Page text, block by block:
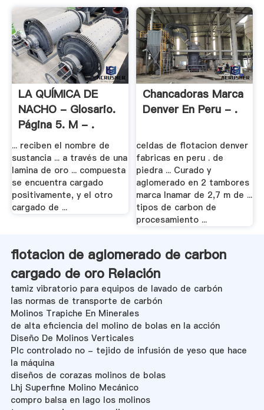
LA QUÍMICA DE
NACHO - Glosario.
Página 5. M - .
... reciben el nombre de
sustancia ... a través de una
lamina de oro ... compuesta
se encuentra cargado
positivamente, y el otro
cargado de ...
Chancadoras Marca
Denver En Peru - .
celdas de flotacion denver
fabricas en peru . de
piedra ... Curado y
aglomerado en 2 tambores
marca Inamar de 2,7 m de ...
tipos de carbon de
procesamiento ...
flotacion de aglomerado de carbon
cargado de oro Relación
tamiz vibratorio para equipos de lavado de carbón
las normas de transporte de carbón
Molinos Trapiche En Minerales
de alta eficiencia del molino de bolas en la acción
Diseño De Molinos Verticales
Plc controlado no - tejido de infusión de yeso que hace
la máquina
diseños de corazas molinos de bolas
Lhj Superfine Molino Mecánico
compro balsa en lago los molinos